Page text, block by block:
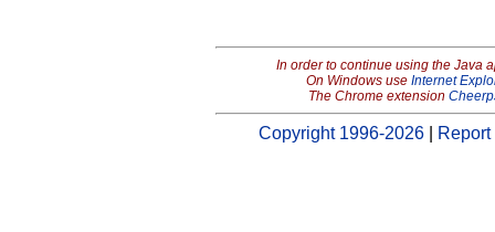
In order to continue using the Java
On Windows use Internet
The Chrome extension
Copyright 1996-2026